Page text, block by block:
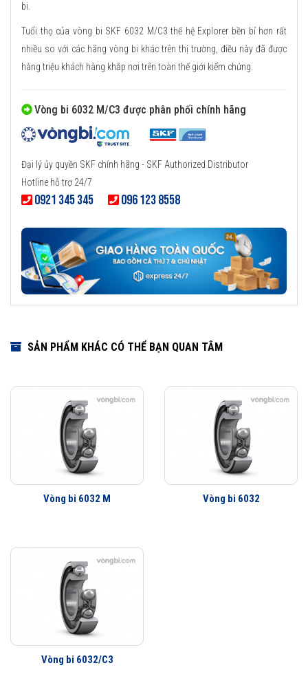
bi.
Tuổi thọ của vòng bi SKF 6032 M/C3 thế hệ Explorer bền bỉ hơn rất
nhiều so với các hãng vòng bi khác trên thị trường, điều này đã được
hàng triệu khách hàng khắp nơi trên toàn thế giới kiểm chứng.
Vòng bi 6032 M/C3 được phân phối chính hãng
Đại lý ủy quyền SKF chính hãng - SKF Authorized Distributor
Hotline hỗ trợ 24/7
0921 345 345 096 123 8558
SẢN PHẨM KHÁC CÓ THỂ BẠN QUAN TÂM
Vòng bi 6032 M Vòng bi 6032
Vòng bi 6032/C3